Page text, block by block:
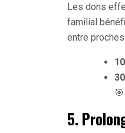
Les dons
familial
entre
🎯
5.